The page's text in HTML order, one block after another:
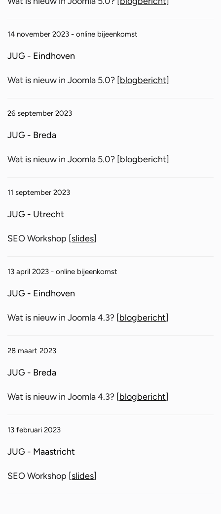
14 november 2023 - online bijeenkomst
JUG - Eindhoven
Wat is nieuw in Joomla 5.0? [blogbericht]
26 september 2023
JUG - Breda
Wat is nieuw in Joomla 5.0? [blogbericht]
11 september 2023
JUG - Utrecht
SEO Workshop [slides]
13 april 2023 - online bijeenkomst
JUG - Eindhoven
Wat is nieuw in Joomla 4.3? [blogbericht]
28 maart 2023
JUG - Breda
Wat is nieuw in Joomla 4.3? [blogbericht]
13 februari 2023
JUG - Maastricht
SEO Workshop [slides]